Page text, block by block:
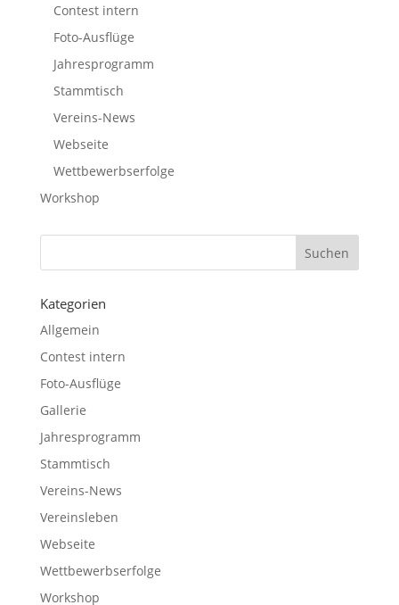
Contest intern
Foto-Ausflüge
Jahresprogramm
Stammtisch
Vereins-News
Webseite
Wettbewerbserfolge
Workshop
Kategorien
Allgemein
Contest intern
Foto-Ausflüge
Gallerie
Jahresprogramm
Stammtisch
Vereins-News
Vereinsleben
Webseite
Wettbewerbserfolge
Workshop